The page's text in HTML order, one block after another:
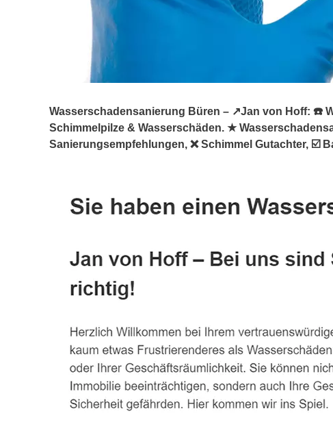
Wasserschadensanierung Büren – ↗️Jan von Hoff: ☎️
Schimmelpilze & Wasserschäden. ★
Sanierungsempfehlungen, ❌ Schimmel Gutachter,